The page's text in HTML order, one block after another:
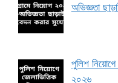
অভিজ্ঞতা
পুলিশ
২০২৬